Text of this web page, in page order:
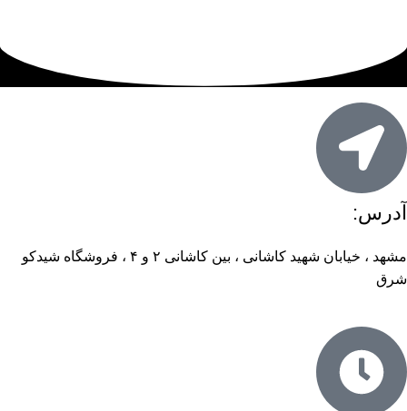
آدرس:
مشهد ، خیابان شهید کاشانی ، بین کاشانی ۲ و ۴ ، فروشگاه شیدکو
شرق